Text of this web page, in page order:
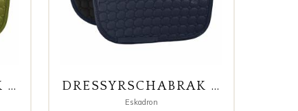
DRESSYRSCHABRAK COTTON GLITTER PLATINUM 24 FULL GRÖN DRESSYRSCHABRAK COTTON GLITTER PLATINUM 24 MARIN
Eskadron